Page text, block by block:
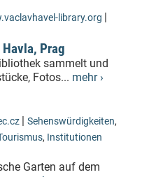
library.org |
Prag
sammelt und
Fotos... mehr ›
| Sehenswürdigkeiten,
, Institutionen
Garten auf dem